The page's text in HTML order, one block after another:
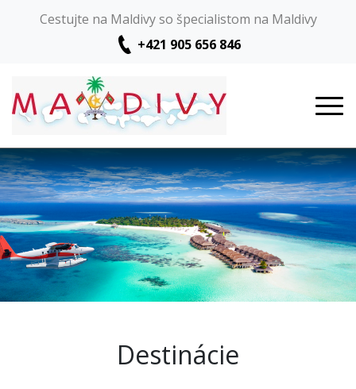
Cestujte na Maldivy so špecialistom na Maldivy
+421 905 656 846
Destinácie